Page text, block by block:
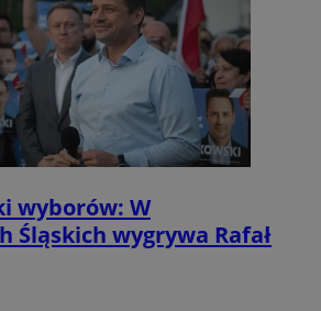
wyborów: W
Śląskich wygrywa Rafał